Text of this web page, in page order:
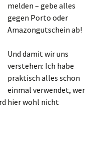
melden – gebe alles
gegen Porto oder
Amazongutschein ab!
Und damit wir uns
verstehen: Ich habe
praktisch alles schon
einmal verwendet, wer
hier wohl nicht